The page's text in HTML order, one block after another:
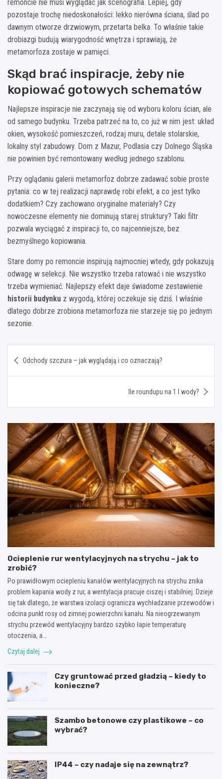
remoncie nie musi wyglądać jak scenografia. Lepiej, gdy
pozostaje trochę niedoskonałości: lekko nierówna ściana, ślad po
dawnym otworze drzwiowym, przetarta belka. To właśnie takie
drobiazgi budują wiarygodność wnętrza i sprawiają, że
metamorfoza zostaje w pamięci.
Skąd brać inspiracje, żeby nie
kopiować gotowych schematów
Najlepsze inspiracje nie zaczynają się od wyboru koloru ścian, ale
od samego budynku. Trzeba patrzeć na to, co już w nim jest: układ
okien, wysokość pomieszczeń, rodzaj muru, detale stolarskie,
lokalny styl zabudowy. Dom z Mazur, Podlasia czy Dolnego Śląska
nie powinien być remontowany według jednego szablonu.
Przy oglądaniu galerii metamorfoz dobrze zadawać sobie proste
pytania: co w tej realizacji naprawdę robi efekt, a co jest tylko
dodatkiem? Czy zachowano oryginalne materiały? Czy
nowoczesne elementy nie dominują starej struktury? Taki filtr
pozwala wyciągać z inspiracji to, co najcenniejsze, bez
bezmyślnego kopiowania.
Stare domy po remoncie inspirują najmocniej wtedy, gdy pokazują
odwagę w selekcji. Nie wszystko trzeba ratować i nie wszystko
trzeba wymieniać. Najlepszy efekt daje świadome zestawienie
historii budynku z wygodą, której oczekuje się dziś. I właśnie
dlatego dobrze zrobiona metamorfoza nie starzeje się po jednym
sezonie.
wpisu
Odchody szczura – jak wyglądają i co oznaczają?
Ile roundupu na 1 l wody?
Ocieplenie rur wentylacyjnych na strychu – jak to
zrobić?
Po prawidłowym ociepleniu kanałów wentylacyjnych na strychu znika
problem kapania wody z rur, a wentylacja pracuje ciszej i stabilniej. Dzieje
się tak dlatego, że warstwa izolacji ogranicza wychładzanie przewodów i
odcina punkt rosy od zimnej powierzchni kanału. Na nieogrzewanym
strychu przewód wentylacyjny bardzo szybko łapie temperaturę
otoczenia, a…
Czytaj dalej
Czy gruntować przed gładzią – kiedy to
konieczne?
Szambo betonowe czy plastikowe – co
wybrać?
IP44 – czy nadaje się na zewnątrz?